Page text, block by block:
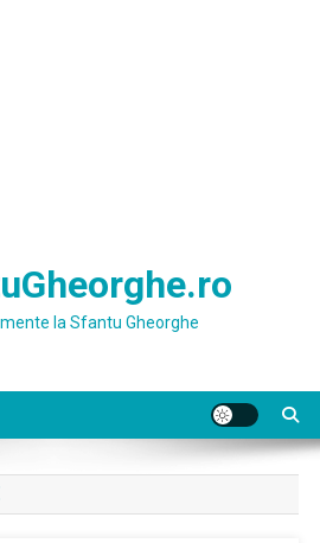
la Sfantu Gheorghe